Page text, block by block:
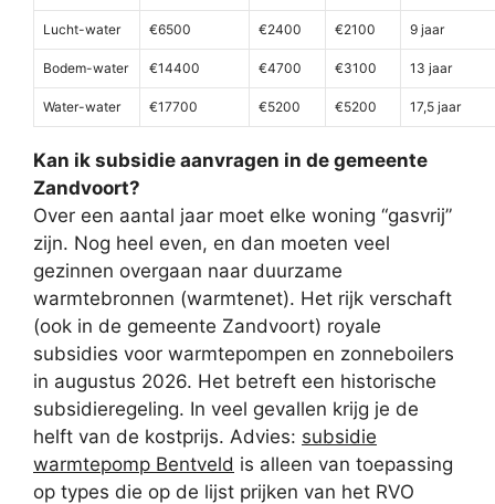
Lucht-water €6500 €2400 €2100 9 jaar
Bodem-water €14400 €4700 €3100 13 jaar
Water-water €17700 €5200 €5200 17,5 jaar
Kan ik subsidie aanvragen in de gemeente
Zandvoort?
Over een aantal jaar moet elke woning “gasvrij”
zijn. Nog heel even, en dan moeten veel
gezinnen overgaan naar duurzame
warmtebronnen (warmtenet). Het rijk verschaft
(ook in de gemeente Zandvoort) royale
subsidies voor warmtepompen en zonneboilers
in augustus 2026. Het betreft een historische
subsidieregeling. In veel gevallen krijg je de
helft van de kostprijs. Advies: subsidie
warmtepomp Bentveld is alleen van toepassing
op types die op de lijst prijken van het RVO